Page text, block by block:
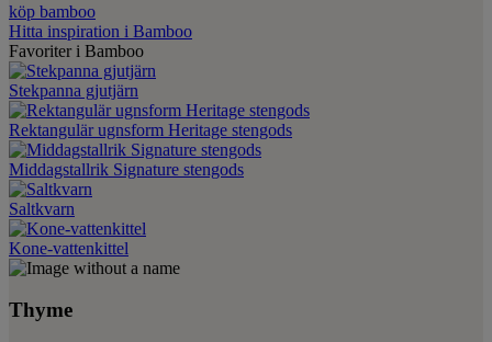
köp bamboo
Hitta inspiration i Bamboo
Favoriter i Bamboo
Stekpanna gjutjärn
Rektangulär ugnsform Heritage stengods
Middagstallrik Signature stengods
Saltkvarn
Kone-vattenkittel
Thyme